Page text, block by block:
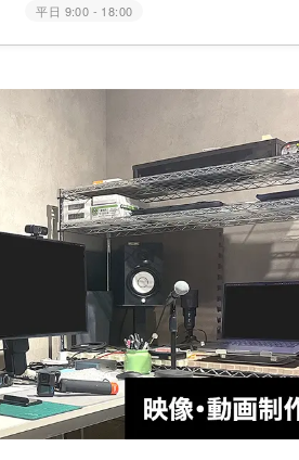
平日 9:00 - 18:00